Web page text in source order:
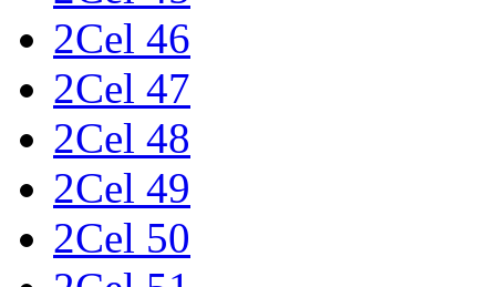
2Cel 46
2Cel 47
2Cel 48
2Cel 49
2Cel 50